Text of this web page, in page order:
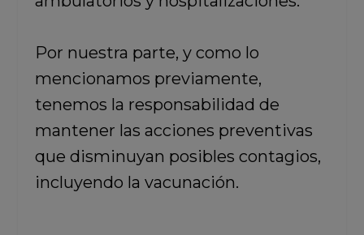
Por nuestra parte, y como lo
mencionamos previamente,
tenemos la responsabilidad de
mantener las acciones preventivas
que disminuyan posibles contagios,
incluyendo la vacunación.